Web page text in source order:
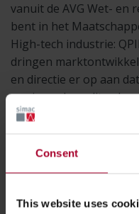
Consent
This website uses
vanuit de AVG Wet- en
bent in het
High-tech industrie:
dringen
en directie er op aan
opnieuw de auditcyclus
ISO27001/2 inclusief
milieunorm moet dit